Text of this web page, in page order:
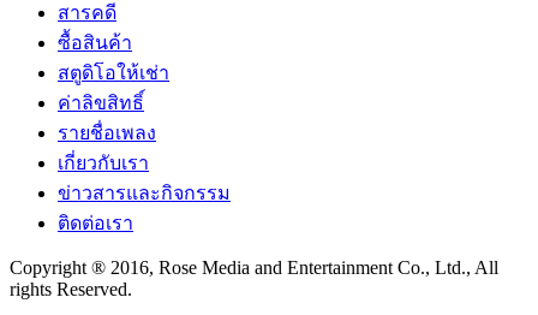
สารคดี
ซื้อสินค้า
สตูดิโอให้เช่า
ค่าลิขสิทธิ์
รายชื่อเพลง
เกี่ยวกับเรา
ข่าวสารและกิจกรรม
ติดต่อเรา
Copyright ® 2016, Rose Media and Entertainment Co., Ltd., All
rights Reserved.